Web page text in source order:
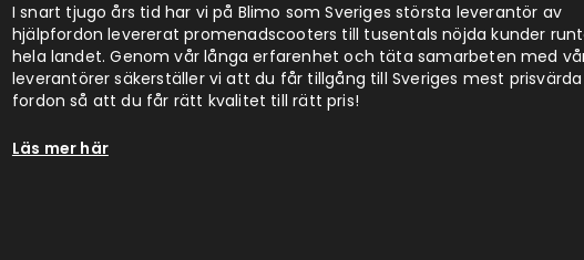
I snart tjugo års tid har vi på Blimo som Sveriges största leverantör av
hjälpfordon levererat promenadscooters till tusentals nöjda kunder
hela landet. Genom vår långa erfarenhet och täta samarbeten med
leverantörer säkerställer vi att du får tillgång till Sveriges mest prisvärda
fordon så att du får rätt kvalitet till rätt pris!
Läs mer här